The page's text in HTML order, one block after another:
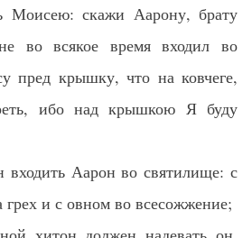
Моисею: скажи Аарону, брату
во всякое время входил во
пред крышку, что на ковчеге,
ибо над крышкою Я буду
Аарон во святилище: с
грех и с овном во всесожжение;